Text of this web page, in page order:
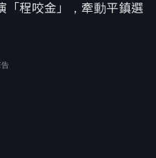
「程咬金」，牽動平鎮選